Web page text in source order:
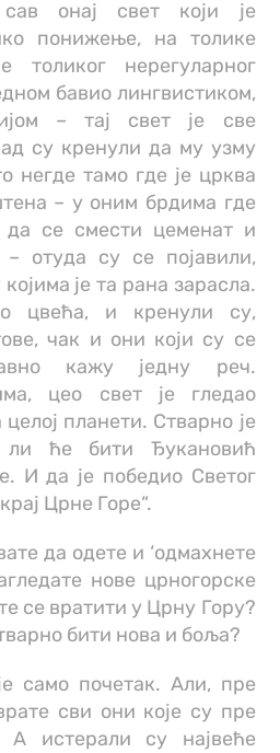
сав онај свет који је
понижење, на толике
толиког нерегуларног
бавио лингвистиком,
– тај свет је све
су кренули да му узму
негде тамо где је црква
– у оним брдима где
се смести цеменат и
oтуда су се појавили,
је та рана зарасла.
цвећа, и кренули су,
чак и они који су се
кажу једну реч.
цео свет је гледао
планети. Стварно је
ће бити Ђукановић
И да је победио Светог
Црне Горе“.
да одете и ‘одмахнете
нове црногорске
се вратити у Црну Гору?
бити нова и боља?
само почетак. Али, пре
сви они које су пре
истерали су највеће